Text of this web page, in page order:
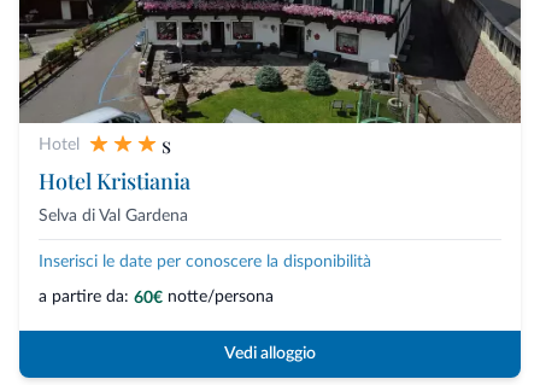
Hotel
s
Hotel Kristiania
Selva di Val Gardena
Inserisci le date per conoscere la disponibilità
a partire da: 60€ notte/persona
Vedi alloggio